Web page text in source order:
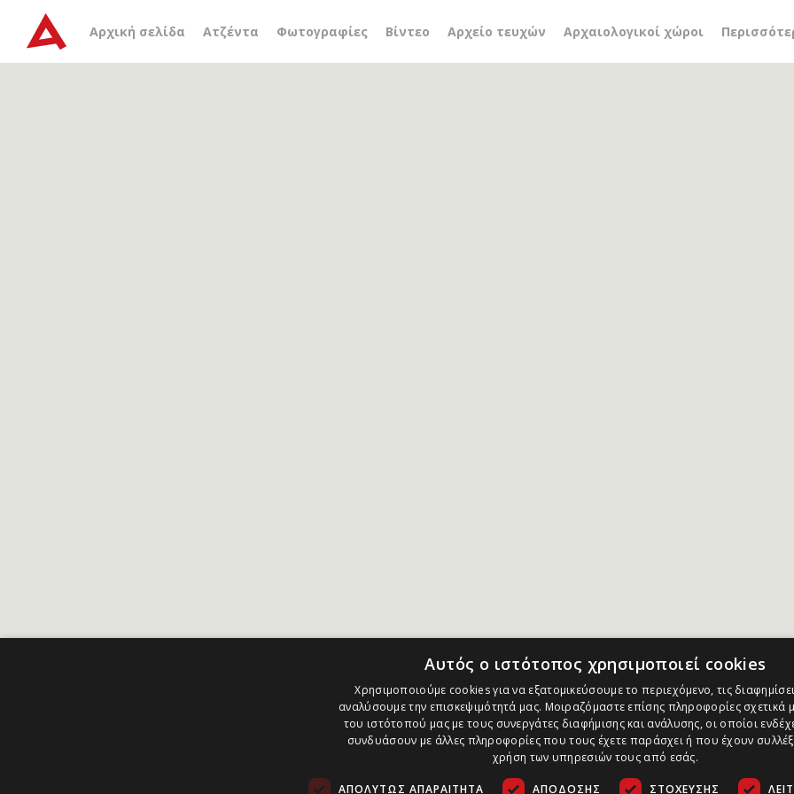
Αρχική σελίδα Ατζέντα Φωτογραφίες Βίντεο Αρχείο τευχών Αρχαιολογικοί χώροι
Αρχείο ετικέτας χαρτοποιητική
Αυτός ο ιστότοπος χρησιμοποιεί cookies
Χρησιμοποιούμε cookies για να εξατομικεύσουμε το περιεχόμενο, τις
αναλύσουμε την επισκεψιμότητά μας. Μοιραζόμαστε επίσης πληροφορίες σχετικά
του ιστότοπού μας με τους συνεργάτες διαφήμισης και ανάλυσης, οι οποίοι
συνδυάσουν με άλλες πληροφορίες που τους έχετε παράσχει ή που έχουν
χρήση των υπηρεσιών τους από εσάς.
ΑΠΟΛΎΤΩΣ ΑΠΑΡΑΊΤΗΤΑ ΑΠΌΔΟΣΗΣ ΣΤΌΧΕΥΣΗΣ